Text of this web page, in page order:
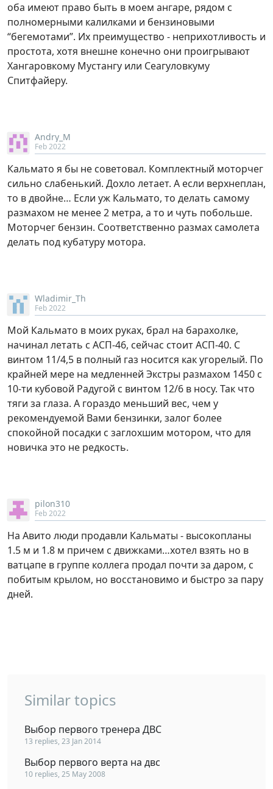
оба имеют право быть в моем ангаре, рядом с
полномерными калилками и бензиновыми
“бегемотами”. Их преимущество - неприхотливость и
простота, хотя внешне конечно они проигрывают
Хангаровкому Мустангу или Сеагуловкуму
Спитфайеру.
Andry_M
Feb 2022
Кальмато я бы не советовал. Комплектный моторчег
сильно слабенький. Дохло летает. А если верхнеплан,
то в двойне… Если уж Кальмато, то делать самому
размахом не менее 2 метра, а то и чуть побольше.
Моторчег бензин. Соответственно размах самолета
делать под кубатуру мотора.
Wladimir_Th
Feb 2022
Мой Кальмато в моих руках, брал на барахолке,
начинал летать с АСП-46, сейчас стоит АСП-40. С
винтом 11/4,5 в полный газ носится как угорелый. По
крайней мере на медленней Экстры размахом 1450 с
10-ти кубовой Радугой с винтом 12/6 в носу. Так что
тяги за глаза. А гораздо меньший вес, чем у
рекомендуемой Вами бензинки, залог более
спокойной посадки с заглохшим мотором, что для
новичка это не редкость.
pilon310
Feb 2022
На Авито люди продавли Кальматы - высокопланы
1.5 м и 1.8 м причем с движками…хотел взять но в
ватцапе в группе коллега продал почти за даром, с
побитым крылом, но восстановимо и быстро за пару
дней.
Similar topics
Выбор первого тренера ДВС
13 replies, 23 Jan 2014
Выбор первого верта на двс
10 replies, 25 May 2008